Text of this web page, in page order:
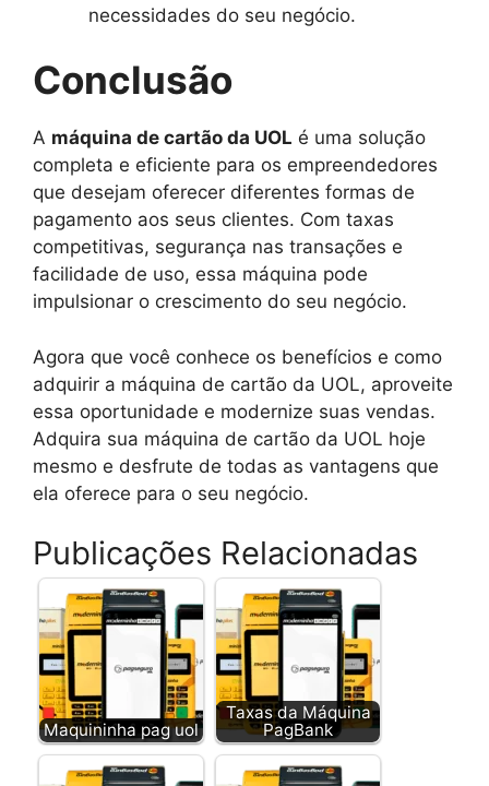
necessidades do seu negócio.
Conclusão
A máquina de cartão da UOL é uma solução
completa e eficiente para os empreendedores
que desejam oferecer diferentes formas de
pagamento aos seus clientes. Com taxas
competitivas, segurança nas transações e
facilidade de uso, essa máquina pode
impulsionar o crescimento do seu negócio.
Agora que você conhece os benefícios e como
adquirir a máquina de cartão da UOL, aproveite
essa oportunidade e modernize suas vendas.
Adquira sua máquina de cartão da UOL hoje
mesmo e desfrute de todas as vantagens que
ela oferece para o seu negócio.
Publicações Relacionadas
Maquininha pag uol
Taxas da Máquina
PagBank